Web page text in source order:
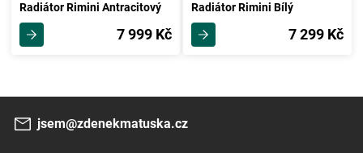
Radiátor Rimini Antracitový
7 999 Kč
Radiátor Rimini Bílý
7 299 Kč
jsem@zdenekmatuska.cz